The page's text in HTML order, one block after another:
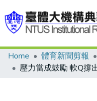
Communities & Collections
Home 體育新聞剪報